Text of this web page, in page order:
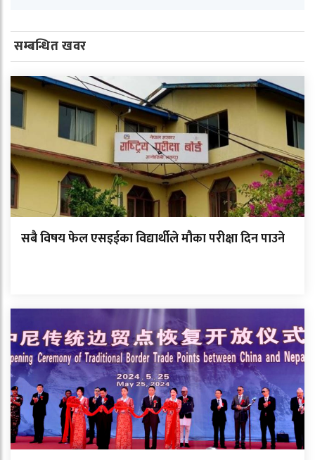
सम्बन्धित खवर
सबै विषय फेल एसइईका विद्यार्थीले मौका परीक्षा दिन पाउने